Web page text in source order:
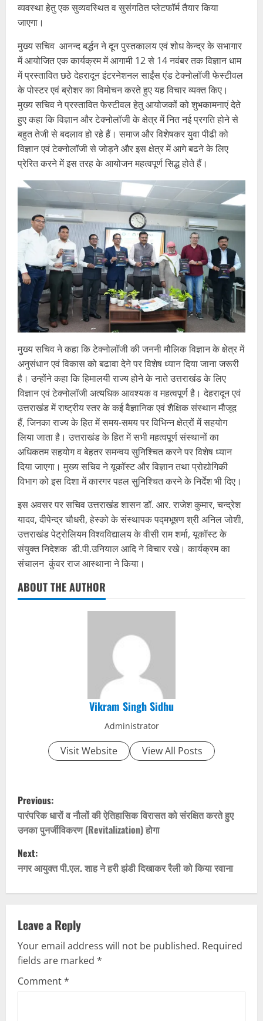
व्यवस्था हेतु एक सुव्यवस्थित व सुसंगठित प्लेटफॉर्म तैयार किया
जाएगा।
मुख्य सचिव आनन्द बर्द्धन ने दून पुस्तकालय एवं शोध केन्द्र के सभागार
में आयोजित एक कार्यक्रम में आगामी 12 से 14 नवंबर तक विज्ञान धाम
में प्रस्तावित छठे देहरादून इंटरनेशनल साईंस एंड टेक्नोलॉजी फेस्टीवल
के पोस्टर एवं ब्रोशर का विमोचन करते हुए यह विचार व्यक्त किए।
मुख्य सचिव ने प्रस्तावित फेस्टीवल हेतु आयोजकों को शुभकामनाएं देते
हुए कहा कि विज्ञान और टेक्नोलॉजी के क्षेत्र में नित नई प्रगति होने से
बहुत तेजी से बदलाव हो रहे हैं। समाज और विशेषकर युवा पीढी को
विज्ञान एवं टेक्नोलॉजी से जोड़ने और इस क्षेत्र में आगे बढने के लिए
प्रेरित करने में इस तरह के आयोजन महत्वपूर्ण सिद्ध होते हैं।
मुख्य सचिव ने कहा कि टेक्नोलॉजी की जननी मौलिक विज्ञान के क्षेत्र में
अनुसंधान एवं विकास को बढावा देने पर विशेष ध्यान दिया जाना जरूरी
है। उन्होंने कहा कि हिमालयी राज्य होने के नाते उत्तराखंड के लिए
विज्ञान एवं टेक्नोलॉजी अत्यधिक आवश्यक व महत्वपूर्ण है। देहरादून एवं
उत्तराखंड में राष्ट्रीय स्तर के कई वैज्ञानिक एवं शैक्षिक संस्थान मौजूद
हैं, जिनका राज्य के हित में समय-समय पर विभिन्न क्षेत्रों में सहयोग
लिया जाता है। उत्तराखंड के हित में सभी महत्वपूर्ण संस्थानों का
अधिकतम सहयोग व बेहतर समन्वय सुनिश्चित करने पर विशेष ध्यान
दिया जाएगा। मुख्य सचिव ने यूकॉस्ट और विज्ञान तथा प्रोद्योगिकी
विभाग को इस दिशा में कारगर पहल सुनिश्चित करने के निर्देश भी दिए।
इस अवसर पर सचिव उत्तराखंड शासन डॉ. आर. राजेश कुमार, चन्द्रेश
यादव, दीपेन्द्र चौधरी, हेस्को के संस्थापक पद्मभूषण श्री अनिल जोशी,
उत्तराखंड पेट्रोलियम विश्वविद्यालय के वीसी राम शर्मा, यूकॉस्ट के
संयुक्त निदेशक डी.पी.उनियाल आदि ने विचार रखे। कार्यक्रम का
संचालन कुंवर राज आस्थाना ने किया।
ABOUT THE AUTHOR
Vikram Singh Sidhu
Administrator
Visit Website View All Posts
P
o
s
t
n
a
v
i
g
Previous:
पारंपरिक धारों व नौलों की ऐतिहासिक विरासत को संरक्षित करते हुए
उनका पुनर्जीविकरण (Revitalization) होगा
Next:
नगर आयुक्त पी.एल. शाह ने हरी झंडी दिखाकर रैली को किया रवाना
Leave a Reply
Your email address will not be published. Required
fields are marked *
Comment*